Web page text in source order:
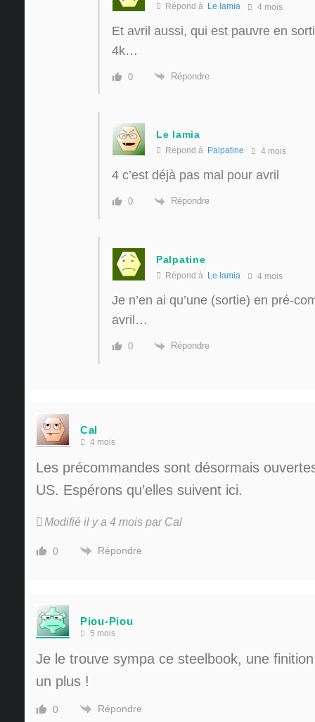
Répond à Le lamia 4 mois
Et avril aussi, qui est pauvre en
4k…
0 Répondre
Le lamia
Répond à Palpatine 4 mois
4 c’est déjà pas mal pour avril
0 Répondre
Palpatine
Répond à Le lamia 4 mois
Je n’en ai qu’une (sortie) en pré-
avril…
0 Répondre
Cal
4 mois
Les précommandes sont désormais
US. Espérons qu’elles suivent ici.
Modifié il y a 4 mois par Cal
0 Répondre
Piou-Piou
5 mois
Je le trouve sympa ce steelbook, une
un plus !
0 Répondre